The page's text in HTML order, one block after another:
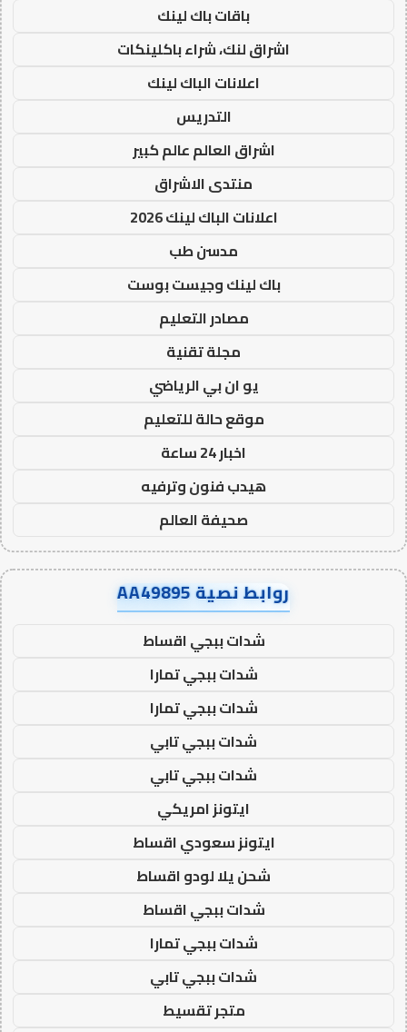
باقات باك لينك
اشراق لنك، شراء باكلينكات
اعلانات الباك لينك
التدريس
اشراق العالم عالم كبير
منتدى الاشراق
اعلانات الباك لينك 2026
مدسن طب
باك لينك وجيست بوست
مصادر التعليم
مجلة تقنية
يو ان بي الرياضي
موقع حالة للتعليم
اخبار 24 ساعة
هيدب فنون وترفيه
صحيفة العالم
روابط نصية AA49895
شدات ببجي اقساط
شدات ببجي تمارا
شدات ببجي تمارا
شدات ببجي تابي
شدات ببجي تابي
ايتونز امريكي
ايتونز سعودي اقساط
شحن يلا لودو اقساط
شدات ببجي اقساط
شدات ببجي تمارا
شدات ببجي تابي
متجر تقسيط